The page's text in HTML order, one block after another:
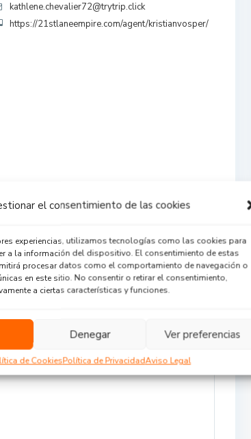
el consentimiento de las cookies
experiencias, utilizamos tecnologías como las cookies para
a la información del dispositivo. El consentimiento de estas
procesar datos como el comportamiento de navegación o
en este sitio. No consentir o retirar el consentimiento,
a ciertas características y funciones.
Denegar Ver preferencias
de CookiesPolítica de PrivacidadAviso Legal
kathlene.chevalier72@trytrip.click
https://21stlaneempire.com/agent/kristianvosper/